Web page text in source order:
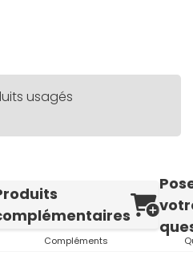
usagés
Compléments